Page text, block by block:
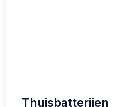
Thuisbatterijen